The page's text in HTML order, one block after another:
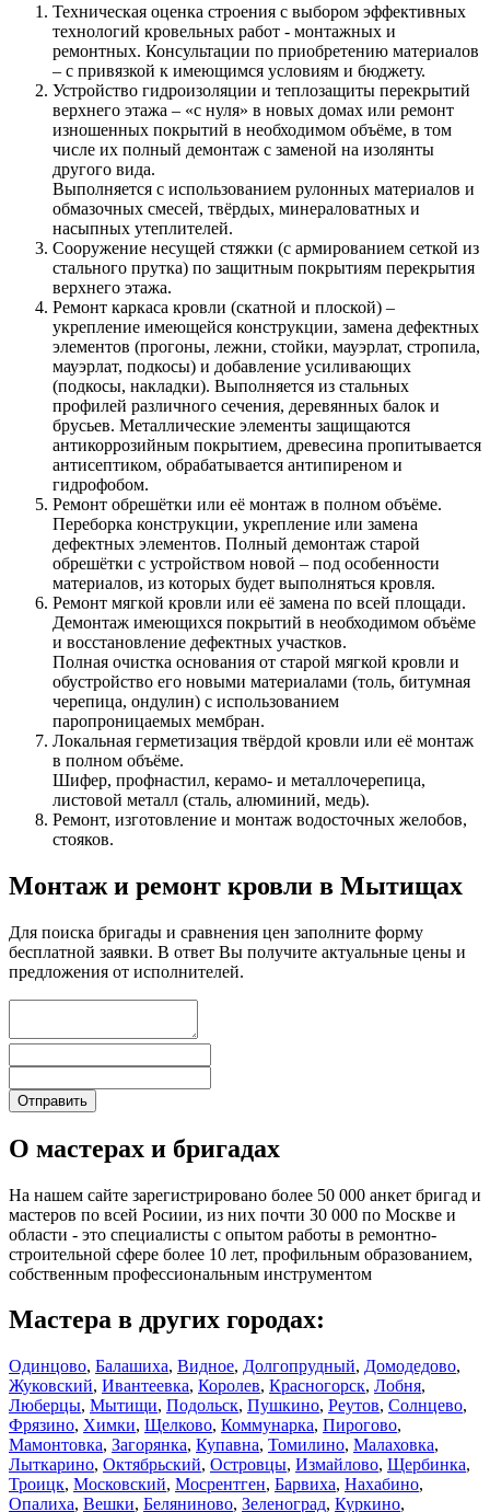
Техническая оценка строения с выбором эффективных
технологий кровельных работ - монтажных и
ремонтных. Консультации по приобретению материалов
– с привязкой к имеющимся условиям и бюджету.
Устройство гидроизоляции и теплозащиты перекрытий
верхнего этажа – «с нуля» в новых домах или ремонт
изношенных покрытий в необходимом объёме, в том
числе их полный демонтаж с заменой на изолянты
другого вида.
Выполняется с использованием рулонных материалов и
обмазочных смесей, твёрдых, минераловатных и
насыпных утеплителей.
Сооружение несущей стяжки (с армированием сеткой из
стального прутка) по защитным покрытиям перекрытия
верхнего этажа.
Ремонт каркаса кровли (скатной и плоской) –
укрепление имеющейся конструкции, замена дефектных
элементов (прогоны, лежни, стойки, мауэрлат, стропила,
мауэрлат, подкосы) и добавление усиливающих
(подкосы, накладки). Выполняется из стальных
профилей различного сечения, деревянных балок и
брусьев. Металлические элементы защищаются
антикоррозийным покрытием, древесина пропитывается
антисептиком, обрабатывается антипиреном и
гидрофобом.
Ремонт обрешётки или её монтаж в полном объёме.
Переборка конструкции, укрепление или замена
дефектных элементов. Полный демонтаж старой
обрешётки с устройством новой – под особенности
материалов, из которых будет выполняться кровля.
Ремонт мягкой кровли или её замена по всей площади.
Демонтаж имеющихся покрытий в необходимом объёме
и восстановление дефектных участков.
Полная очистка основания от старой мягкой кровли и
обустройство его новыми материалами (толь, битумная
черепица, ондулин) с использованием
паропроницаемых мембран.
Локальная герметизация твёрдой кровли или её монтаж
в полном объёме.
Шифер, профнастил, керамо- и металлочерепица,
листовой металл (сталь, алюминий, медь).
Ремонт, изготовление и монтаж водосточных желобов,
стояков.
Монтаж и ремонт кровли в Мытищах
Для поиска бригады и сравнения цен заполните форму
бесплатной заявки. В ответ Вы получите актуальные цены и
предложения от исполнителей.
О мастерах и бригадах
На нашем сайте зарегистрировано более 50 000 анкет бригад и
мастеров по всей Росиии, из них почти 30 000 по Москве и
области - это специалисты с опытом работы в ремонтно-
строительной сфере более 10 лет, профильным образованием,
собственным профессиональным инструментом
Мастера в других городах:
Одинцово, Балашиха, Видное, Долгопрудный, Домодедово,
Жуковский, Ивантеевка, Королев, Красногорск, Лобня,
Люберцы, Мытищи, Подольск, Пушкино, Реутов, Солнцево,
Фрязино, Химки, Щелково, Коммунарка, Пирогово,
Мамонтовка, Загорянка, Купавна, Томилино, Малаховка,
Лыткарино, Октябрьский, Островцы, Измайлово, Щербинка,
Троицк, Московский, Мосрентген, Барвиха, Нахабино,
Опалиха, Вешки, Беляниново, Зеленоград, Куркино,